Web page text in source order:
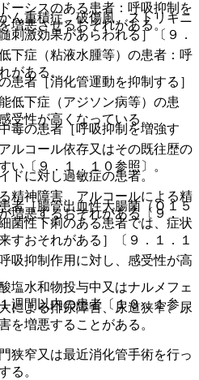
ーシスのある患者：呼吸抑制を
増悪させるおそれがある。
下症（粘液水腫等）の患者：呼
がある。
低下症（アジソン病等）の患
受性が高くなっている。
ルコール依存又はその既往歴の
い〔９．１．１０参照〕。
精神障害、アルコールによる精
増悪するおそれがある〔９．
抑制作用に対し、感受性が高
による排尿障害、尿道狭窄、尿
を増悪することがある。
窄又は最近消化管手術を行っ
る。
ん重積症、破傷風、ストリキニ
刺激効果があらわれる］〔９．
者［消化管運動を抑制する］
毒の患者［呼吸抑制を増強す
に対し過敏症の患者。
者［腸管出血性大腸菌（Ｏ１５
菌性下痢のある患者では、症状
すおそれがある］〔９．１．１
塩水和物投与中又はナルメフェ
週間以内の患者〔１０．１参